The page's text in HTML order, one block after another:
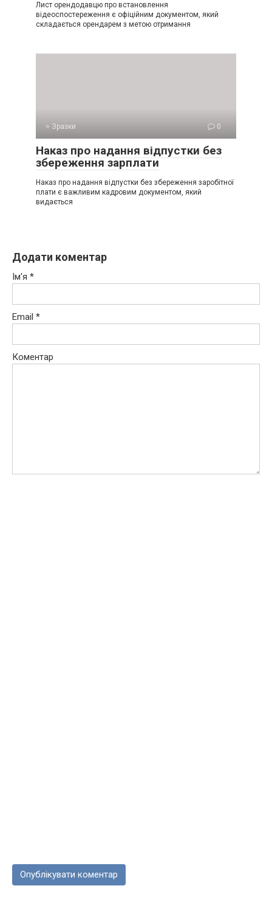
Лист орендодавцю про встановлення
відеоспостереження є офіційним документом, який
складається орендарем з метою отримання
⭐ Зразки 0
Наказ про надання відпустки без
збереження зарплати
Наказ про надання відпустки без збереження заробітної
плати є важливим кадровим документом, який
видається
Додати коментар
Ім'я *
Email *
Коментар